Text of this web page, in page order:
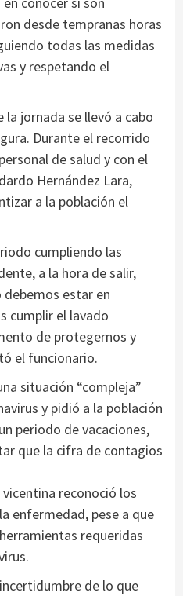
desde tempranas horas
todas las medidas
y respetando el
jornada se llevó a cabo
Durante el recorrido
de salud y con el
Hernández Lara,
a la población el
cumpliendo las
a la hora de salir,
estar en
cumplir el lavado
de protegernos y
el funcionario.
situación “compleja”
y pidió a la población
periodo de vacaciones,
que la cifra de contagios
reconoció los
enfermedad, pese a que
requeridas
de lo que